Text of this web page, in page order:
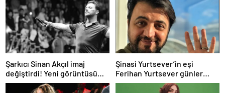
Şarkıcı Sinan Akçıl imaj
değiştirdi! Yeni görüntüsü
gündem oldu
Şinasi Yurtsever’in eşi
Ferihan Yurtsever günler
sonra paylaşım yaptı